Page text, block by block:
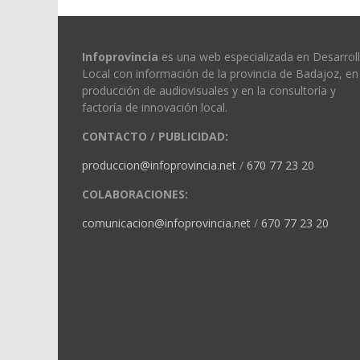
Infoprovincia es una web especializada en
Local con información de la provincia de Badajoz, en
producción de audiovisuales y en la consultoría y
factoría de innovación local.
CONTACTO / PUBLICIDAD:
produccion@infoprovincia.net / 670 77 23 20
COLABORACIONES:
comunicacion@infoprovincia.net / 670 77 23 20